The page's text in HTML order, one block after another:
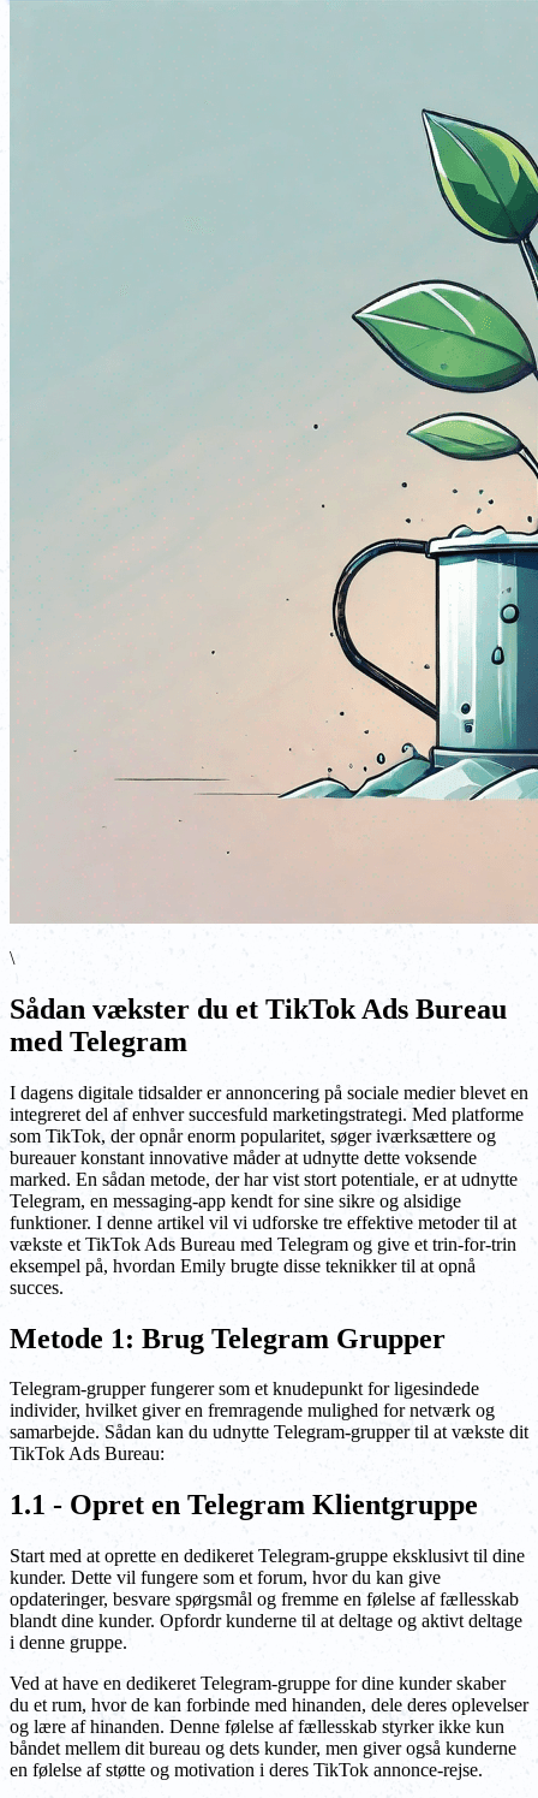
\
Sådan vækster du et TikTok Ads Bureau
med Telegram
I dagens digitale tidsalder er annoncering på sociale medier blevet en
integreret del af enhver succesfuld marketingstrategi. Med platforme
som TikTok, der opnår enorm popularitet, søger iværksættere og
bureauer konstant innovative måder at udnytte dette voksende
marked. En sådan metode, der har vist stort potentiale, er at udnytte
Telegram, en messaging-app kendt for sine sikre og alsidige
funktioner. I denne artikel vil vi udforske tre effektive metoder til at
vækste et TikTok Ads Bureau med Telegram og give et trin-for-trin
eksempel på, hvordan Emily brugte disse teknikker til at opnå
succes.
Metode 1: Brug Telegram Grupper
Telegram-grupper fungerer som et knudepunkt for ligesindede
individer, hvilket giver en fremragende mulighed for netværk og
samarbejde. Sådan kan du udnytte Telegram-grupper til at vækste dit
TikTok Ads Bureau:
1.1 - Opret en Telegram Klientgruppe
Start med at oprette en dedikeret Telegram-gruppe eksklusivt til dine
kunder. Dette vil fungere som et forum, hvor du kan give
opdateringer, besvare spørgsmål og fremme en følelse af fællesskab
blandt dine kunder. Opfordr kunderne til at deltage og aktivt deltage
i denne gruppe.
Ved at have en dedikeret Telegram-gruppe for dine kunder skaber
du et rum, hvor de kan forbinde med hinanden, dele deres oplevelser
og lære af hinanden. Denne følelse af fællesskab styrker ikke kun
båndet mellem dit bureau og dets kunder, men giver også kunderne
en følelse af støtte og motivation i deres TikTok annonce-rejse.